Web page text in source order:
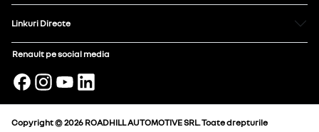
Linkuri Directe
Renault pe social media
Copyright © 2026 ROADHILL AUTOMOTIVE SRL. Toate drepturile